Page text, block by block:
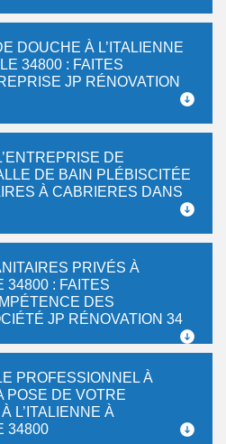
DOUCHE À L’ITALIENNE
34800 : FAITES
JP RÉNOVATION
DE
DE BAIN PLÉBISCITÉE
À CABRIERES DANS
PRIVÉS À
34800 : FAITES
DES
JP RÉNOVATION 34
PROFESSIONNEL À
POSE DE VOTRE
L’ITALIENNE À
34800